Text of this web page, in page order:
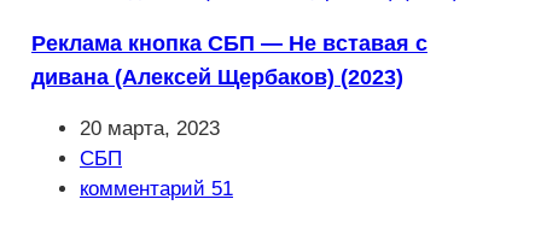
Реклама кнопка СБП — Не вставая с
дивана (Алексей Щербаков) (2023)
Запись
опубликована:
20 марта, 2023
Рубрика
записи:
СБП
Комментарии
комментарий 51